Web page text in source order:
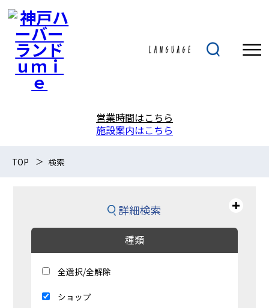
営業時間はこちら
施設案内はこちら
TOP 検索
詳細検索
種類
全選択/全解除
ショップ